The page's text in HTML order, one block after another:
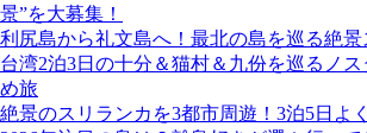
景”を大募集！
利尻島から礼文島へ！最北の島を巡る絶
台湾2泊3日の十分＆猫村＆九份を巡るノ
め旅
絶景のスリランカを3都市周遊！3泊5日よ